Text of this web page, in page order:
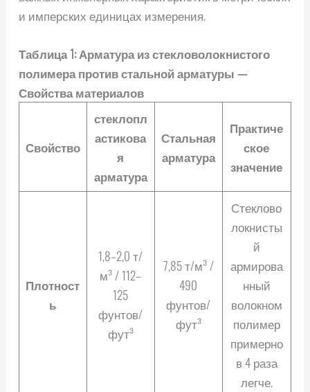
и имперских единицах измерения.
Таблица 1: Арматура из стекловолокнистого
полимера против стальной арматуры —
Свойства материалов
Свойство
стеклопл
астикова
я
арматура
Стальная
арматура
Практиче
ское
значение
Плотност
ь
1,8–2,0 т/
м³ / 112–
125
фунтов/
фут³
7,85 т/м³ /
490
фунтов/
фут³
Стеклово
локнисты
й
армирова
нный
волокном
полимер
примерно
в 4 раза
легче.